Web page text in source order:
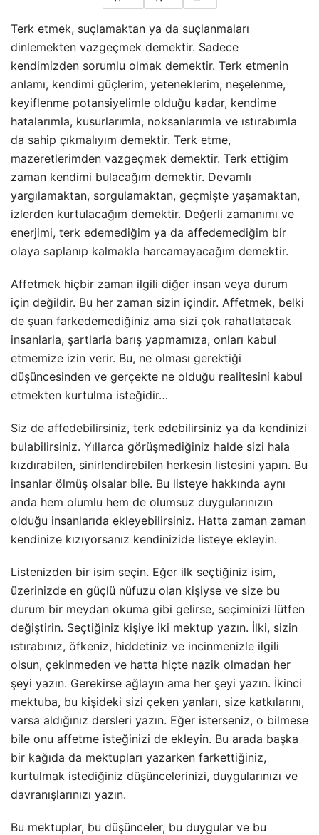
Terk etmek, suçlamaktan ya da suçlanmaları
dinlemekten vazgeçmek demektir. Sadece
kendimizden sorumlu olmak demektir. Terk etmenin
anlamı, kendimi güçlerim, yeteneklerim, neşelenme,
keyiflenme potansiyelimle olduğu kadar, kendime
hatalarımla, kusurlarımla, noksanlarımla ve ıstırabımla
da sahip çıkmalıyım demektir. Terk etme,
mazeretlerimden vazgeçmek demektir. Terk ettiğim
zaman kendimi bulacağım demektir. Devamlı
yargılamaktan, sorgulamaktan, geçmişte yaşamaktan,
izlerden kurtulacağım demektir. Değerli zamanımı ve
enerjimi, terk edemediğim ya da affedemediğim bir
olaya saplanıp kalmakla harcamayacağım demektir.
Affetmek hiçbir zaman ilgili diğer insan veya durum
için değildir. Bu her zaman sizin içindir. Affetmek, belki
de şuan farkedemediğiniz ama sizi çok rahatlatacak
insanlarla, şartlarla barış yapmamıza, onları kabul
etmemize izin verir. Bu, ne olması gerektiği
düşüncesinden ve gerçekte ne olduğu realitesini kabul
etmekten kurtulma isteğidir…
Siz de affedebilirsiniz, terk edebilirsiniz ya da kendinizi
bulabilirsiniz. Yıllarca görüşmediğiniz halde sizi hala
kızdırabilen, sinirlendirebilen herkesin listesini yapın. Bu
insanlar ölmüş olsalar bile. Bu listeye hakkında aynı
anda hem olumlu hem de olumsuz duygularınızın
olduğu insanlarıda ekleyebilirsiniz. Hatta zaman zaman
kendinize kızıyorsanız kendinizide listeye ekleyin.
Listenizden bir isim seçin. Eğer ilk seçtiğiniz isim,
üzerinizde en güçlü nüfuzu olan kişiyse ve size bu
durum bir meydan okuma gibi gelirse, seçiminizi lütfen
değiştirin. Seçtiğiniz kişiye iki mektup yazın. İlki, sizin
ıstırabınız, öfkeniz, hiddetiniz ve incinmenizle ilgili
olsun, çekinmeden ve hatta hiçte nazik olmadan her
şeyi yazın. Gerekirse ağlayın ama her şeyi yazın. İkinci
mektuba, bu kişideki sizi çeken yanları, size katkılarını,
varsa aldığınız dersleri yazın. Eğer isterseniz, o bilmese
bile onu affetme isteğinizi de ekleyin. Bu arada başka
bir kağıda da mektupları yazarken farkettiğiniz,
kurtulmak istediğiniz düşüncelerinizi, duygularınızı ve
davranışlarınızı yazın.
Bu mektuplar, bu düşünceler, bu duygular ve bu